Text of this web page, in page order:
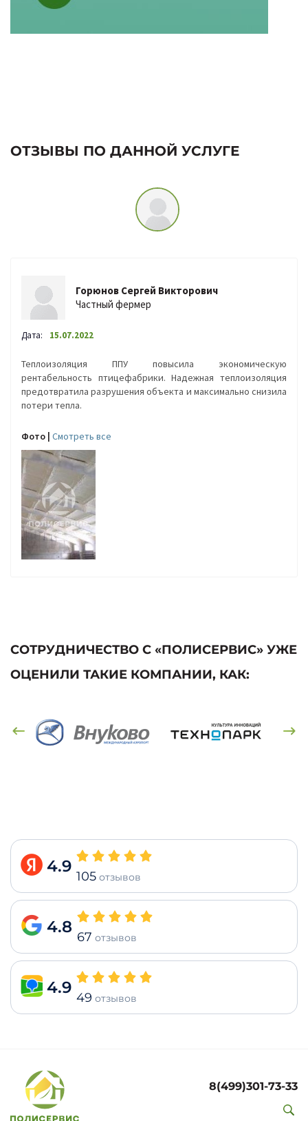
ОТЗЫВЫ ПО ДАННОЙ УСЛУГЕ
Горюнов Сергей Викторович
Частный фермер
Дата: 15.07.2022
Теплоизоляция ППУ повысила экономическую
рентабельность птицефабрики. Надежная теплоизоляция
предотвратила разрушения объекта и максимально снизила
потери тепла.
Фото | Cмотреть все
СОТРУДНИЧЕСТВО С «ПОЛИСЕРВИС» УЖЕ
ОЦЕНИЛИ ТАКИЕ КОМПАНИИ, КАК:
4.9
105 отзывов
4.8
67 отзывов
4.9
49 отзывов
8(499)301-73-33